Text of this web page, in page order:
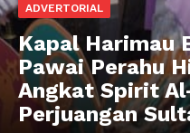
ADVERTORIAL
Kapal Harimau
Pawai Perahu
Angkat Spirit
Perjuangan